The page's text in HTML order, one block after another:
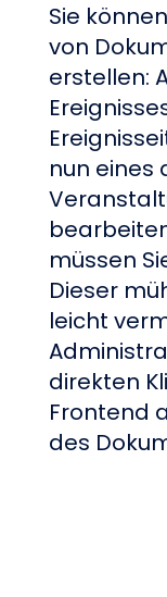
Sie
von
erstellen:
nun eines
müssen
Dieser
leicht
direkten
Frontend
des